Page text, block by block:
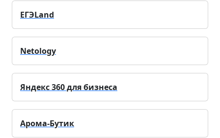
ЕГЭLand
Netology
Яндекс 360 для бизнеса
Арома-Бутик